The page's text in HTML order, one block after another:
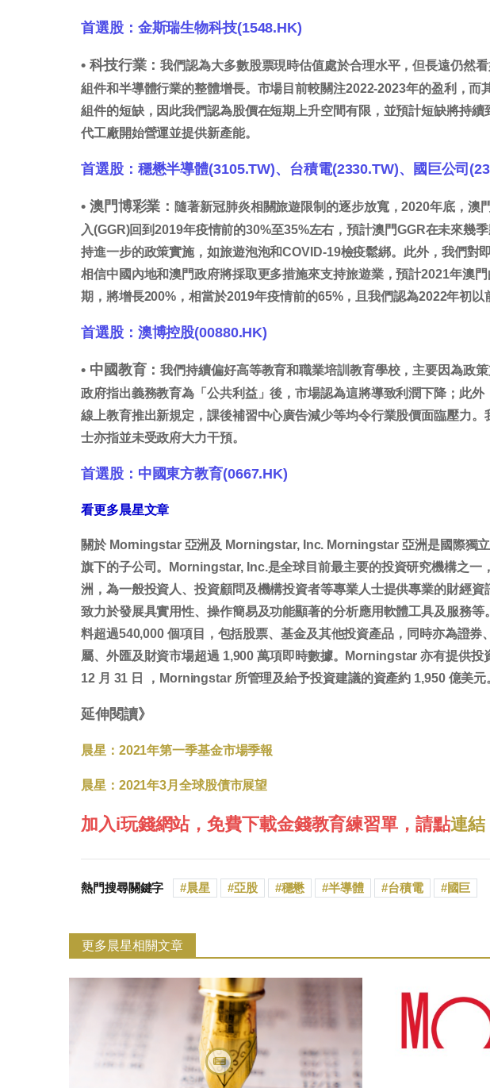
首選股：金斯瑞生物科技(1548.HK)
• 科技行業：我們認為大多數股票現時估值處於合理水平，但長遠仍然
組件和半導體行業的整體增長。市場目前較關注2022-2023年的盈利，而
組件的短缺，因此我們認為股價在短期上升空間有限，並預計短缺將持
代工廠開始營運並提供新產能。
首選股：穩懋半導體(3105.TW)、台積電(2330.TW)、國巨公司
• 澳門博彩業： 隨著新冠肺炎相關旅遊限制的逐步放寬，2020年底，澳
入(GGR)回到2019年疫情前的30%至35%左右，預計澳門GGR在未來幾
持進一步的政策實施，如旅遊泡泡和COVID-19檢疫鬆綁。此外，我們對
相信中國內地和澳門政府將採取更多措施來支持旅遊業，預計2021年澳
期，將增長200%，相當於2019年疫情前的65%，且我們認為2022年初以
首選股：澳博控股(00880.HK)
• 中國教育：我們持續偏好高等教育和職業培訓教育學校，主要因為政
政府指出義務教育為「公共利益」後，市場認為這將導致利潤下降；此
線上教育推出新規定，課後補習中心廣告減少等均令行業股價面臨壓力
士亦指並未受政府大力干預。
首選股：中國東方教育(0667.HK)
看更多晨星文章
關於 Morningstar 亞洲及 Morningstar, Inc. Morningstar 亞洲是國際獨
旗下的子公司。Morningstar, Inc.是全球目前最主要的投資研究機構之一
洲，為一般投資人、投資顧問及機構投資者等專業人士提供專業的財經
致力於發展具實用性、操作簡易及功能顯著的分析應用軟體工具及服務
料超過540,000 個項目，包括股票、基金及其他投資產品，同時亦為證券
屬、外匯及財資市場超過 1,900 萬項即時數據。Morningstar 亦有提供投
12 月 31 日 ，Morningstar 所管理及給予投資建議的資產約 1,950 億美元
延伸閱讀》
晨星：2021年第一季基金市場季報
晨星：2021年3月全球股債市展望
加入i玩錢網站，免費下載金錢教育練習單，請點連結
熱門搜尋關鍵字 晨星 亞股 穩懋 半導體 台積電 國巨
更多晨星相關文章